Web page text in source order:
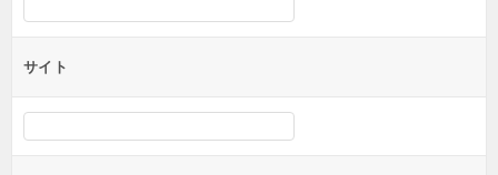
サイト